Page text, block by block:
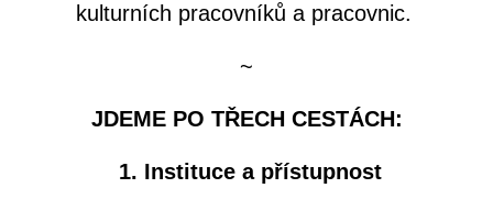
kulturních pracovníků a pracovnic.
~
JDEME PO TŘECH CESTÁCH:
1. Instituce a přístupnost